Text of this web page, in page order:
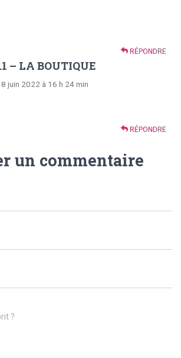
RÉPONDRE
– LA BOUTIQUE
8 juin 2022 à 16 h 24 min
RÉPONDRE
un commentaire
?